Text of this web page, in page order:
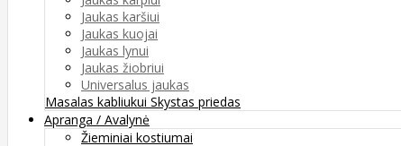
Jaukas karšiui
Jaukas kuojai
Jaukas lynui
Jaukas žiobriui
Universalus jaukas
Masalas kabliukui Skystas priedas
Apranga / Avalynė
Žieminiai kostiumai